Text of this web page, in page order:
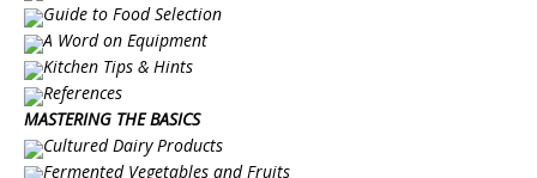
Guide to Food Selection
A Word on Equipment
Kitchen Tips & Hints
References
MASTERING THE BASICS
Cultured Dairy Products
Fermented Vegetables and Fruits